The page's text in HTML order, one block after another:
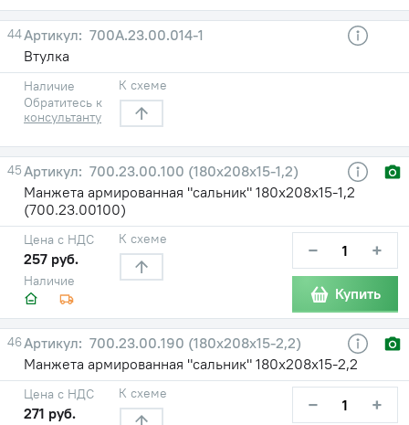
44
700А.23.00.014-1
Втулка
Наличие
Обратитесь к
консультанту
К схеме
45
700.23.00.100 (180х208х15-1,2)
Манжета армированная "сальник" 180х208х15-1,2
(700.23.00100)
Наличие
Цена с НДС
257 руб.
К схеме − +
Купить
46
700.23.00.190 (180х208х15-2,2)
Манжета армированная "сальник" 180х208х15-2,2
Цена с НДС
271 руб.
К схеме − +